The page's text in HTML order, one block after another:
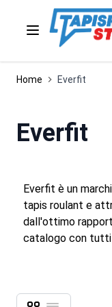
Salta al contenuto
Home Everfit
Everfit
Everfit è un
tapis roulant e
dall'ottimo
catalogo con